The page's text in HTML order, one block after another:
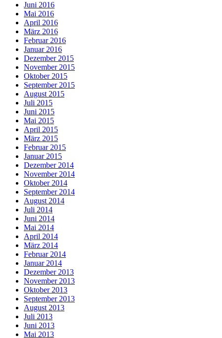
Juni 2016
Mai 2016
April 2016
März 2016
Februar 2016
Januar 2016
Dezember 2015
November 2015
Oktober 2015
September 2015
August 2015
Juli 2015
Juni 2015
Mai 2015
April 2015
März 2015
Februar 2015
Januar 2015
Dezember 2014
November 2014
Oktober 2014
September 2014
August 2014
Juli 2014
Juni 2014
Mai 2014
April 2014
März 2014
Februar 2014
Januar 2014
Dezember 2013
November 2013
Oktober 2013
September 2013
August 2013
Juli 2013
Juni 2013
Mai 2013